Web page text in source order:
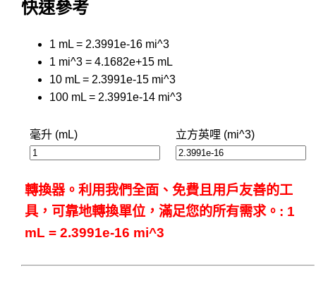
快速參考
1 mL = 2.3991e-16 mi^3
1 mi^3 = 4.1682e+15 mL
10 mL = 2.3991e-15 mi^3
100 mL = 2.3991e-14 mi^3
毫升 (mL) 立方英哩 (mi^3)
轉換器。利用我們全面、免費且用戶友善的工
具，可靠地轉換單位，滿足您的所有需求。: 1
mL = 2.3991e-16 mi^3